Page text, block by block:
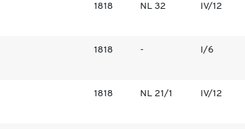
1818 NL 32 IV/12
1818 - I/6
1818 NL 21/1 IV/12